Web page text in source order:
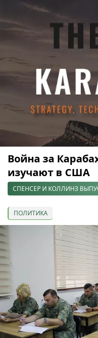
Война за
изучают в США
СПЕНСЕР И КОЛЛИНЗ
ПОЛИТИКА